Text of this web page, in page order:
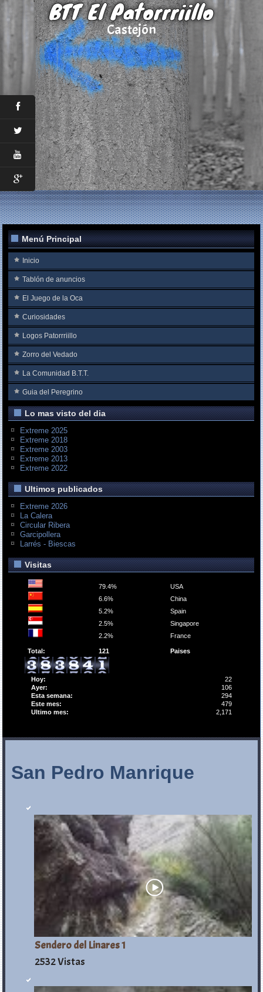
BTT El Patorrriillo
Castejón
Menú Principal
Inicio
Tablón de anuncios
El Juego de la Oca
Curiosidades
Logos Patorrriillo
Zorro del Vedado
La Comunidad B.T.T.
Guia del Peregrino
Lo mas visto del dia
Extreme 2025
Extreme 2018
Extreme 2003
Extreme 2013
Extreme 2022
Ultimos publicados
Extreme 2026
La Calera
Circular Ribera
Garcipollera
Larrés - Biescas
Visitas
79.4%
USA
6.6%
China
5.2%
Spain
2.5%
Singapore
2.2%
France
Total: 121 Paises
Hoy:
22
Ayer:
106
Esta semana:
294
Este mes:
479
Ultimo mes:
2,171
San Pedro Manrique
Sendero del Linares 1
2532 Vistas